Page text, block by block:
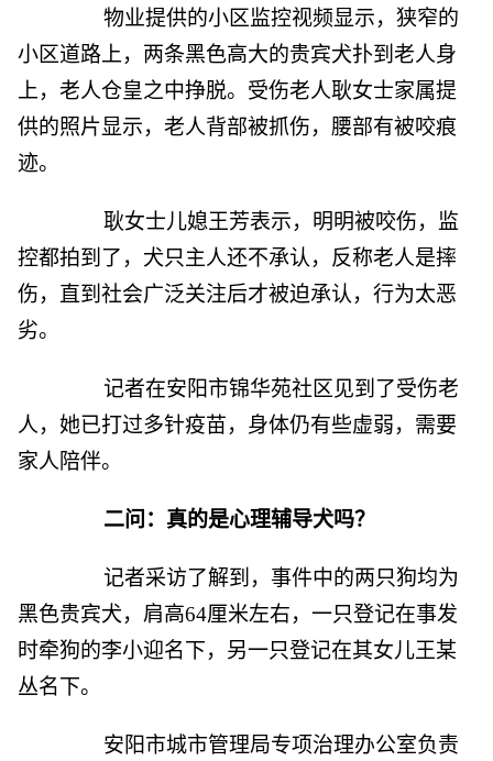
物业提供的小区监控视频显示，狭窄的
小区道路上，两条黑色高大的贵宾犬扑到老人身
上，老人仓皇之中挣脱。受伤老人耿女士家属提
供的照片显示，老人背部被抓伤，腰部有被咬痕
迹。
耿女士儿媳王芳表示，明明被咬伤，监
控都拍到了，犬只主人还不承认，反称老人是摔
伤，直到社会广泛关注后才被迫承认，行为太恶
劣。
记者在安阳市锦华苑社区见到了受伤老
人，她已打过多针疫苗，身体仍有些虚弱，需要
家人陪伴。
二问：真的是心理辅导犬吗？
记者采访了解到，事件中的两只狗均为
黑色贵宾犬，肩高64厘米左右，一只登记在事发
时牵狗的李小迎名下，另一只登记在其女儿王某
丛名下。
安阳市城市管理局专项治理办公室负责